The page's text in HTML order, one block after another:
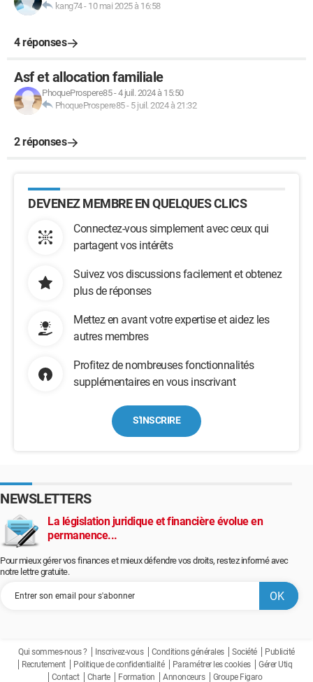
kang74- 10 mai 2025 à 16:58
4 réponses
Asf et allocation familiale
PhoqueProspere85-4 juil. 2024 à 15:50
PhoqueProspere85- 5 juil. 2024 à 21:32
2 réponses
DEVENEZ MEMBRE EN QUELQUES CLICS
Connectez-vous simplement avec ceux qui
partagent vos intérêts
Suivez vos discussions facilement et obtenez
plus de réponses
Mettez en avant votre expertise et aidez les
autres membres
Profitez de nombreuses fonctionnalités
supplémentaires en vous inscrivant
S'INSCRIRE
NEWSLETTERS
La législation juridique et financière évolue en
permanence...
Pour mieux gérer vos finances et mieux défendre vos droits, restez informé avec
notre lettre gratuite.
Qui sommes-nous ? Inscrivez-vous Conditions générales Société
Publicité
Recrutement
Politique de confidentialité Paramétrer les cookies
Gérer Utiq
Contact
Charte Formation Annonceurs Groupe Figaro